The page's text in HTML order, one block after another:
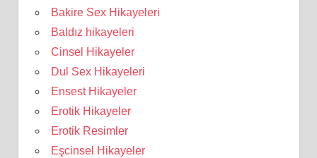
Bakire Sex Hikayeleri
Baldız hikayeleri
Cinsel Hikayeler
Dul Sex Hikayeleri
Ensest Hikayeler
Erotik Hikayeler
Erotik Resimler
Eşcinsel Hikayeler